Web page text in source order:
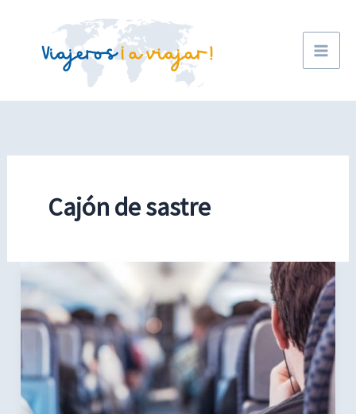
contenido
Cajón de sastre